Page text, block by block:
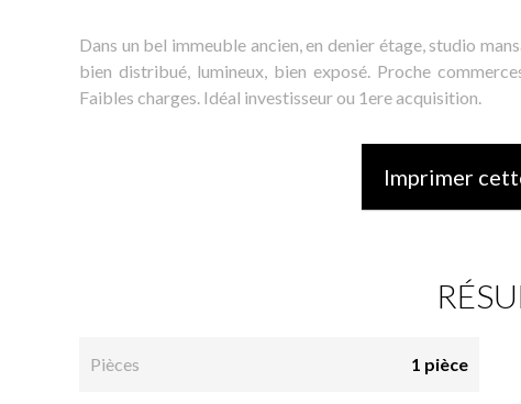
Dans un bel immeuble ancien, en denier étage, studio
bien distribué, lumineux, bien exposé. Proche
Faibles charges. Idéal investisseur ou 1ere acquisition.
Imprimer
Pièces 1 pièce